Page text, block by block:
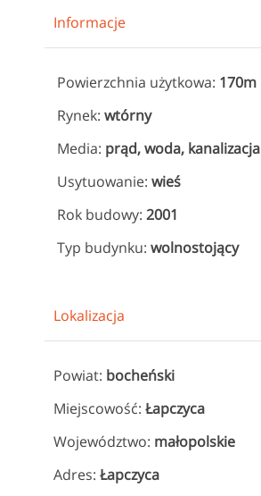
Informacje
Powierzchnia użytkowa: 170m
Rynek:wtórny
Media: prąd, woda, kanalizacja
Usytuowanie:wieś
Rok budowy:2001
Typ budynku:wolnostojący
Lokalizacja
Powiat: bocheński
Miejscowość:Łapczyca
Województwo: małopolskie
Adres:Łapczyca